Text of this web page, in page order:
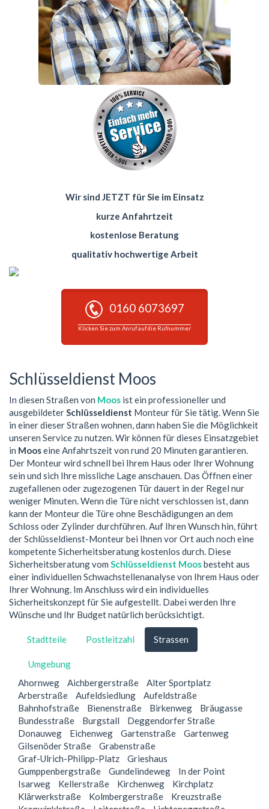
Wir sind JETZT für Sie im Einsatz
kurze Anfahrtzeit
kostenlose Beratung
qualitativ hochwertige Arbeit
0160 6073697
Klicken Sie zum Anruf auf die Rufnummer
Schlüsseldienst Moos
In diesen Straßen von Moos ist ein professioneller und
ausgebildeterSchlüsseldienst Monteur für Sie tätig. Wenn Sie
in einer dieser Straßen wohnen, dann haben Sie die Möglichkeit
unseren Service zu nutzen. Wir können für dieses Einsatzgebiet
in Mooseine Anfahrtszeit von rund 20 Minuten garantieren.
Der Monteur wird schnell bei Ihrem Haus oder Ihrer Wohnung
sein und sich Ihre missliche Lage anschauen. Das Öffnen einer
zugefallenen oder zugezogenen Tür dauert in der Regel nur
weniger Minuten. Wenn die Türe nicht verschlossen ist, dann
kann der Monteur die Türe ohne Beschädigungen an dem
Schloss oder Zylinder durchführen. Auf Ihren Wunsch hin, führt
der Schlüsseldienst-Monteur bei Ihnen vor Ort auch noch eine
kompetente Sicherheitsberatung kostenlos durch. Diese
Sicherheitsberatung vom Schlüsseldienst Moosbesteht aus
einer individuellen Schwachstellenanalyse von Ihrem Haus oder
Ihrer Wohnung. Im Anschluss wird ein individuelles
Sicherheitskonzept für Sie aufgestellt. Dabei werden Ihre
Wünsche und Ihr Budget natürlich berücksichtigt.
Stadtteile Postleitzahl Strassen
Umgebung
Ahornweg
Aichbergerstraße
Alter Sportplatz
Arberstraße
Aufeldsiedlung
Aufeldstraße
Bahnhofstraße
Bienenstraße Birkenweg
Bräugasse
Bundesstraße
Burgstall
Deggendorfer Straße
Donauweg
Eichenweg Gartenstraße
Gartenweg
Gilsenöder Straße
Grabenstraße
Graf-Ulrich-Philipp-Platz
Grieshaus
Gumppenbergstraße
Gundelindeweg
In der Point
Isarweg
Kellerstraße Kirchenweg
Kirchplatz
Klärwerkstraße
Kolmbergerstraße
Kreuzstraße